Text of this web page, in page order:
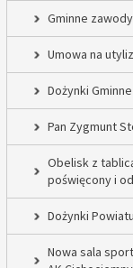
Gminne
Umowa na
Dożynki
Pan Zygmunt
Obelisk z
poświęcony i
Dożynki
Nowa sala